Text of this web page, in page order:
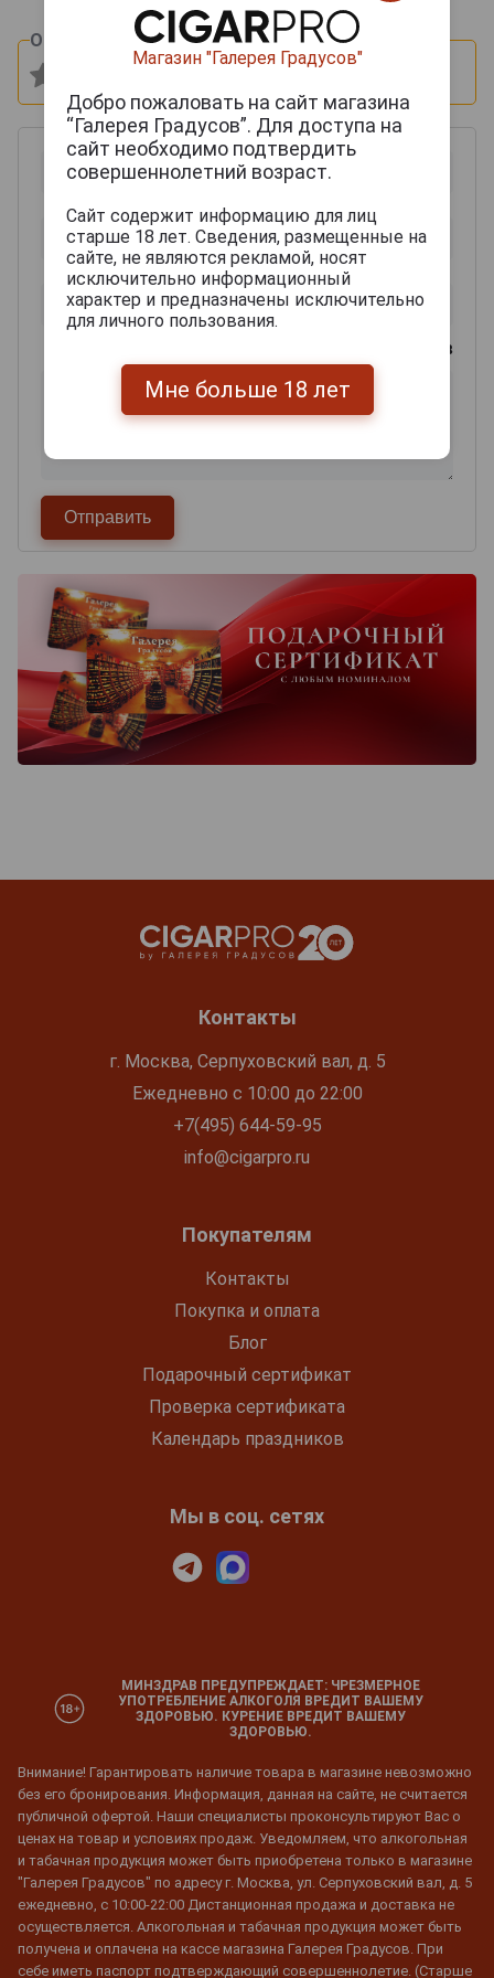
Оцените и напишите отзыв:
из 2000 знаков
Контакты
г. Москва, Серпуховский вал, д. 5
Ежедневно с 10:00 до 22:00
+7(495) 644-59-95
info@cigarpro.ru
Покупателям
Контакты
Покупка и оплата
Блог
Подарочный сертификат
Проверка сертификата
Календарь праздников
Мы в соц. сетях
МИНЗДРАВ ПРЕДУПРЕЖДАЕТ: ЧРЕЗМЕРНОЕ
УПОТРЕБЛЕНИЕ АЛКОГОЛЯ ВРЕДИТ ВАШЕМУ
ЗДОРОВЬЮ. КУРЕНИЕ ВРЕДИТ ВАШЕМУ
ЗДОРОВЬЮ.
Внимание! Гарантировать наличие товара в магазине невозможно
без его бронирования. Информация, данная на сайте, не считается
публичной офертой. Наши специалисты проконсультируют Вас о
ценах на товар и условиях продаж. Уведомляем, что алкогольная
и табачная продукция может быть приобретена только в магазине
"Галерея Градусов" по адресу г. Москва, ул. Серпуховский вал, д. 5
ежедневно, с 10:00-22:00 Дистанционная продажа и доставка не
осуществляется. Алкогольная и табачная продукция может быть
получена и оплачена на кассе магазина Галерея Градусов. При
себе иметь паспорт подтверждающий совершеннолетие. (Старше
Магазин "Галерея Градусов"
Добро пожаловать на сайт магазина
“Галерея Градусов”. Для доступа на
сайт необходимо подтвердить
совершеннолетний возраст.
Сайт содержит информацию для лиц
старше 18 лет. Сведения, размещенные на
сайте, не являются рекламой, носят
исключительно информационный
характер и предназначены исключительно
для личного пользования.
Мне больше 18 лет